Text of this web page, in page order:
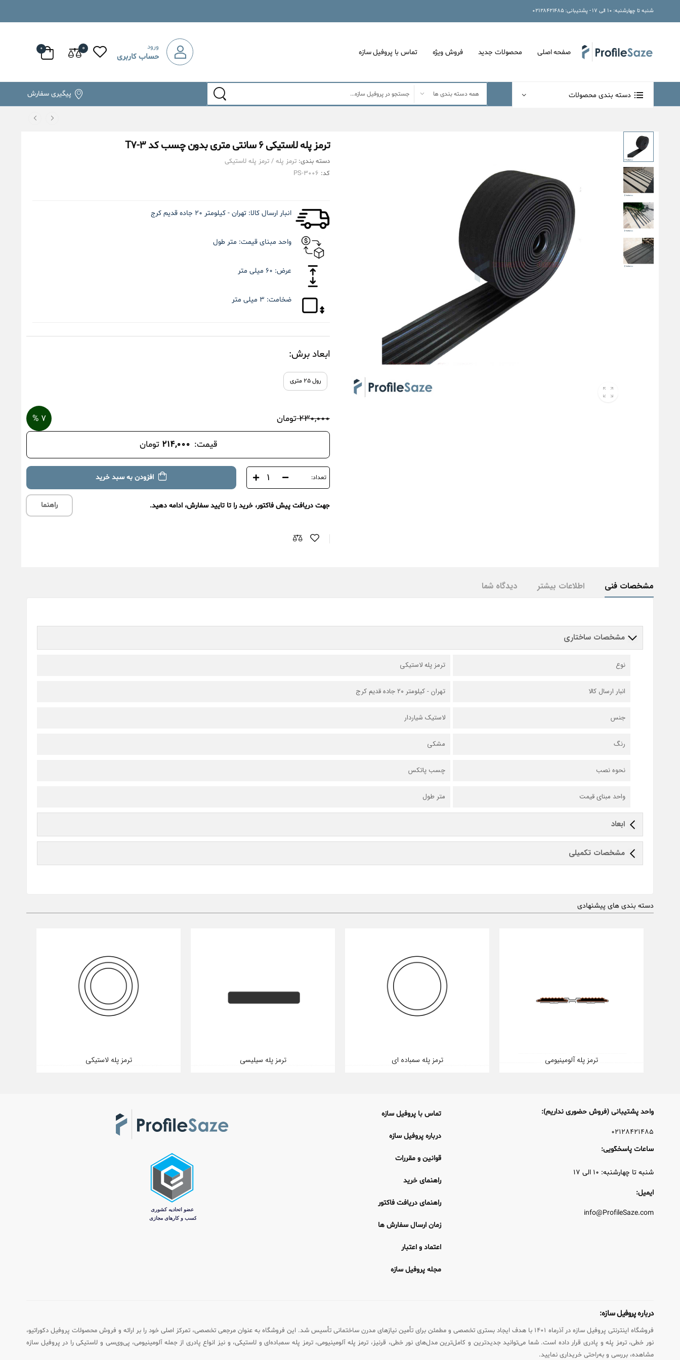
شنبه تا چهارشنبه: ۱۰ الی ۱۷ - پشتیبانی: ۰۲۱۲۸۴۲۱۴۸۵
صفحه اصلی محصولات جدید فروش ویژه تماس با پروفیل سازه
ورود
حساب کاربری
۰ ۰
دسته بندی محصولات پیگیری سفارش
ترمز پله لاستیکی ۶ سانتی متری بدون چسب کد T۷-۳
دسته بندی: ترمز پله / ترمز پله لاستیکی
کد: PS-۳۰۰۶
انبار ارسال کالا: تهران - کیلومتر ۲۰ جاده قدیم کرج
واحد مبنای قیمت: متر طول
عرض:
ضخامت:
ابعاد برش:
رول ۲۵ متری
۲۳۰,۰۰۰ تومان ۷ %
قیمت: ۲۱۴,۰۰۰ تومان
تعداد: افزودن به سبد خرید
جهت دریافت پیش فاکتور، خرید را تا تایید سفارش، ادامه دهید. راهنما
مشخصات فنی اطلاعات بیشتر دیدگاه شما
مشخصات ساختاری
نوع ترمز پله لاستیکی
انبار ارسال کالا تهران - کیلومتر ۲۰ جاده قدیم کرج
جنس لاستیک شیاردار
رنگ مشکی
نحوه نصب چسب پاتکس
واحد مبنای قیمت متر طول
ابعاد
مشخصات تکمیلی
دسته بندی های پیشنهادی
ترمز پله آلومینیومی ترمز پله سمباده ای ترمز پله سیلیسی ترمز پله لاستیکی
واحد پشتیبانی (فروش حضوری نداریم):
۰۲۱۲۸۴۲۱۴۸۵
ساعات پاسخگویی:
شنبه تا چهارشنبه: ۱۰ الی ۱۷
ایمیل:
info@ProfileSaze.com
تماس با پروفیل سازه
درباره پروفیل سازه
قوانین و مقررات
راهنمای خرید
راهنمای دریافت فاکتور
زمان ارسال سفارش ها
اعتماد و اعتبار
مجله پروفیل سازه
درباره پروفیل سازه:
فروشگاه اینترنتی پروفیل سازه در آذرماه ۱۴۰۱ با هدف ایجاد بستری تخصصی و مطمئن برای تأمین نیازهای مدرن ساختمانی تأسیس شد. این فروشگاه به عنوان مرجعی تخصصی، تمرکز اصلی خود را بر ارائه و فروش محصولات پروفیل دکوراتیو،
نور خطی، ترمز پله و پادری قرار داده است. شما می‌توانید جدیدترین و کامل‌ترین مدل‌های نور خطی، قرنیز، ترمز پله آلومینیومی، ترمز پله سمباده‌ای و لاستیکی، و نیز انواع پادری از جمله آلومینیومی، پی‌وی‌سی و لاستیکی را در پروفیل سازه
مشاهده، بررسی و به‌راحتی خریداری نمایید.